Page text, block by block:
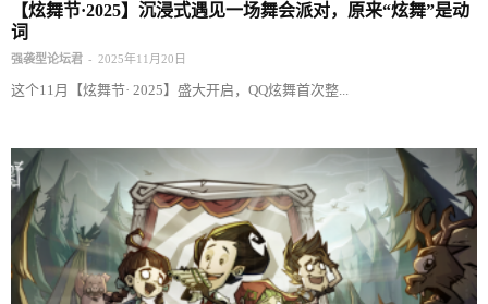
【炫舞节·2025】沉浸式遇见一场舞会派对，原来“炫舞”是动
词
强袭型论坛君 - 2025年11月20日
这个11月【炫舞节· 2025】盛大开启，QQ炫舞首次整...